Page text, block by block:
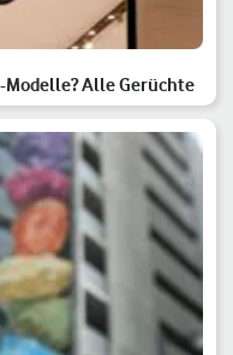
Modelle? Alle Gerüchte